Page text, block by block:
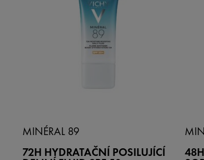
MINÉRAL 89
72H HYDRATAČNÍ POSILUJÍCÍ